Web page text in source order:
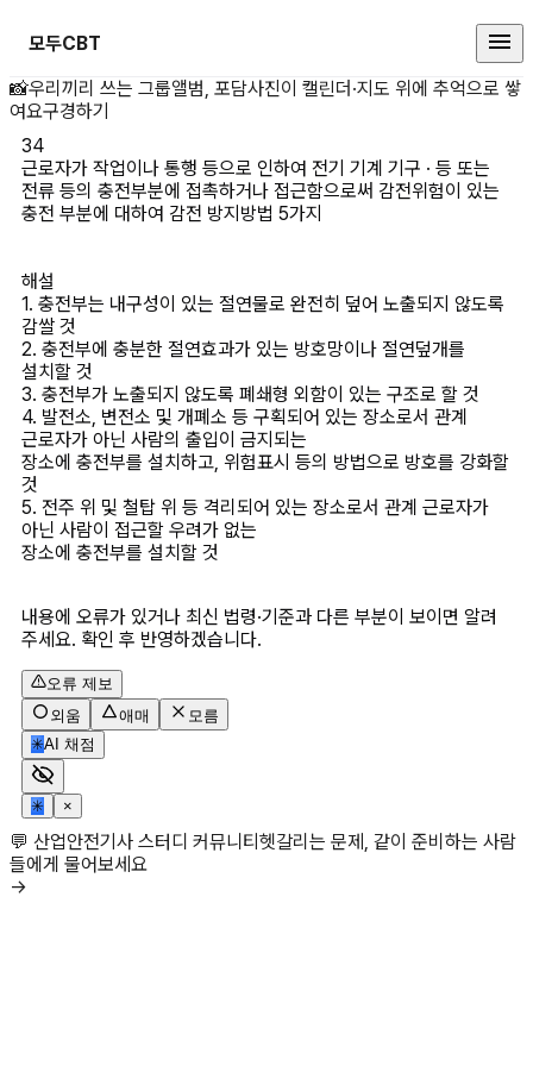
모두CBT
근로자가 작업이나 통행 등으로 인
📸우리끼리 쓰는 그룹앨범, 포담사진이 캘린더·지도 위에 추억으로 쌓
여요구경하기
34
근로자가 작업이나 통행 등으로 인하여 전기 기계 기구 · 등 또는
전류 등의 충전부분에 접촉하거나 접근함으로써 감전위험이 있는
충전 부분에 대하여 감전 방지방법 5가지
해설
1. 충전부는 내구성이 있는 절연물로 완전히 덮어 노출되지 않도록
감쌀 것
2. 충전부에 충분한 절연효과가 있는 방호망이나 절연덮개를
설치할 것
3. 충전부가 노출되지 않도록 폐쇄형 외함이 있는 구조로 할 것
4. 발전소, 변전소 및 개폐소 등 구획되어 있는 장소로서 관계
근로자가 아닌 사람의 출입이 금지되는
장소에 충전부를 설치하고, 위험표시 등의 방법으로 방호를 강화할
것
5. 전주 위 및 철탑 위 등 격리되어 있는 장소로서 관계 근로자가
아닌 사람이 접근할 우려가 없는
장소에 충전부를 설치할 것
내용에 오류가 있거나 최신 법령·기준과 다른 부분이 보이면 알려
주세요. 확인 후 반영하겠습니다.
오류 제보
외움
애매
모름
✳AI 채점
✳ ×
💬 산업안전기사 스터디 커뮤니티헷갈리는 문제, 같이 준비하는 사람
들에게 물어보세요
→